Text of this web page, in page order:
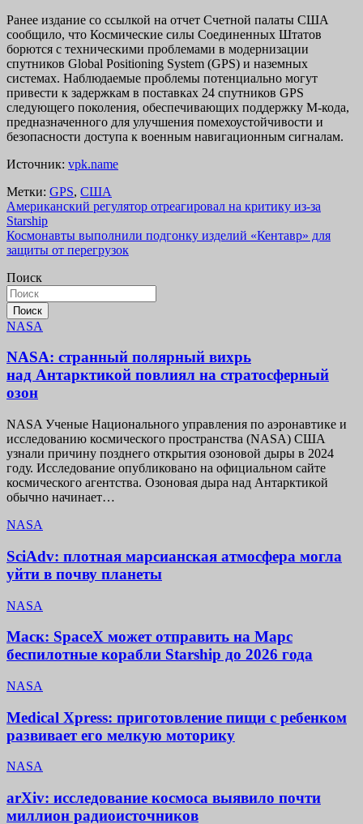
Ранее издание со ссылкой на отчет Счетной палаты США
сообщило, что Космические силы Соединенных Штатов
борются с техническими проблемами в модернизации
спутников Global Positioning System (GPS) и наземных
системах. Наблюдаемые проблемы потенциально могут
привести к задержкам в поставках 24 спутников GPS
следующего поколения, обеспечивающих поддержку M-кода,
предназначенного для улучшения помехоустойчивости и
безопасности доступа к военным навигационным сигналам.
Источник: vpk.name
Метки: GPS, США
Навигация
по
записям
Американский регулятор отреагировал на критику из-за
Starship
Космонавты выполнили подгонку изделий «Кентавр» для
защиты от перегрузок
Поиск
Поиск
NASA
NASA: странный полярный вихрь
над Антарктикой повлиял на стратосферный
озон
NASA Ученые Национального управления по аэронавтике и
исследованию космического пространства (NASA) США
узнали причину позднего открытия озоновой дыры в 2024
году. Исследование опубликовано на официальном сайте
космического агентства. Озоновая дыра над Антарктикой
обычно начинает…
NASA
SciAdv: плотная марсианская атмосфера могла
уйти в почву планеты
NASA
Маск: SpaceX может отправить на Марс
беспилотные корабли Starship до 2026 года
NASA
Medical Xpress: приготовление пищи с ребенком
развивает его мелкую моторику
NASA
arXiv: исследование космоса выявило почти
миллион радиоисточников